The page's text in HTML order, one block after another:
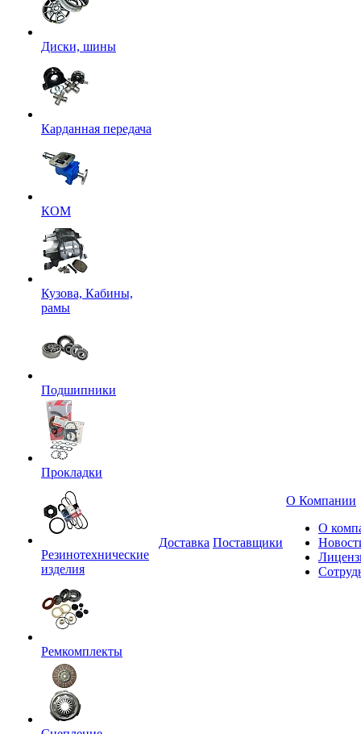
Диски, шины
Карданная передача
КОМ
Кузова, Кабины,
рамы
Подшипники
Прокладки
Резинотехнические
изделия
Ремкомплекты
Доставка Поставщики
О Компании
О